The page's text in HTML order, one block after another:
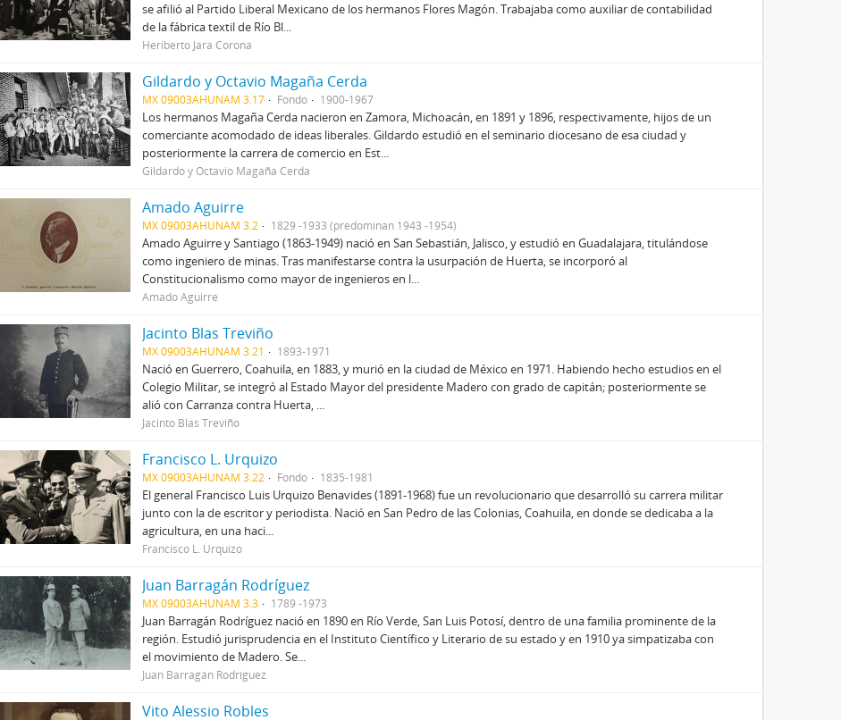
se afilió al Partido Liberal Mexicano de los hermanos Flores Magón. Trabajaba como auxiliar de contabilidad
de la fábrica textil de Río Bl...
Heriberto Jara Corona
Gildardo y Octavio Magaña Cerda
MX 09003AHUNAM 3.17 Fondo 1900-1967
Los hermanos Magaña Cerda nacieron en Zamora, Michoacán, en 1891 y 1896, respectivamente, hijos de un
comerciante acomodado de ideas liberales. Gildardo estudió en el seminario diocesano de esa ciudad y
posteriormente la carrera de comercio en Est...
Gildardo y Octavio Magaña Cerda
Amado Aguirre
MX 09003AHUNAM 3.2 1829 -1933 (predominan 1943 -1954)
Amado Aguirre y Santiago (1863-1949) nació en San Sebastián, Jalisco, y estudió en Guadalajara, titulándose
como ingeniero de minas. Tras manifestarse contra la usurpación de Huerta, se incorporó al
Constitucionalismo como mayor de ingenieros en l...
Amado Aguirre
Jacinto Blas Treviño
MX 09003AHUNAM 3.21 1893-1971
Nació en Guerrero, Coahuila, en 1883, y murió en la ciudad de México en 1971. Habiendo hecho estudios en el
Colegio Militar, se integró al Estado Mayor del presidente Madero con grado de capitán; posteriormente se
alió con Carranza contra Huerta, ...
Jacinto Blas Treviño
Francisco L. Urquizo
MX 09003AHUNAM 3.22 Fondo 1835-1981
El general Francisco Luis Urquizo Benavides (1891-1968) fue un revolucionario que desarrolló su carrera militar
junto con la de escritor y periodista. Nació en San Pedro de las Colonias, Coahuila, en donde se dedicaba a la
agricultura, en una haci...
Francisco L. Urquizo
Juan Barragán Rodríguez
MX 09003AHUNAM 3.3 1789 -1973
Juan Barragán Rodríguez nació en 1890 en Río Verde, San Luis Potosí, dentro de una familia prominente de la
región. Estudió jurisprudencia en el Instituto Científico y Literario de su estado y en 1910 ya simpatizaba con
el movimiento de Madero. Se...
Juan Barragán Rodríguez
Vito Alessio Robles